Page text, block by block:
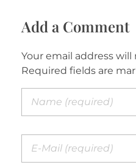
Add a Comment
Your email address
Required fields are